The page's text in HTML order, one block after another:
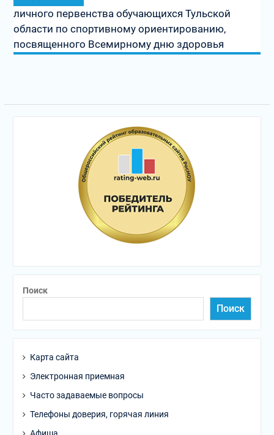
личного первенства обучающихся Тульской
области по спортивному ориентированию,
посвященного Всемирному дню здоровья
Поиск
Поиск
Карта сайта
Электронная приемная
Часто задаваемые вопросы
Телефоны доверия, горячая линия